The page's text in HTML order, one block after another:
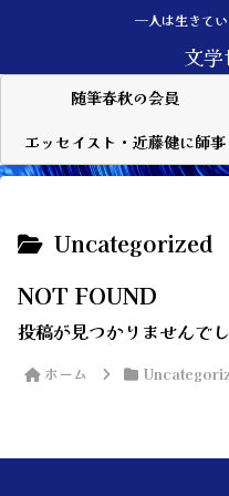
—人は生きて
文
随筆春秋の会員
エッセイスト・近藤健に師事
Uncategorized
NOT FOUND
投稿が見つかりませんでし
ホーム